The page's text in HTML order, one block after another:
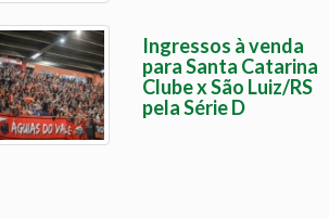
Ingressos à venda
para Santa Catarina
Clube x São Luiz/RS
pela Série D